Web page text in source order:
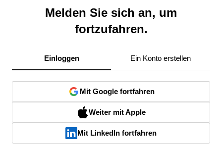
Melden Sie sich an, um
fortzufahren.
Einloggen Ein Konto erstellen
Mit Google fortfahren
Weiter mit Apple
Mit LinkedIn fortfahren